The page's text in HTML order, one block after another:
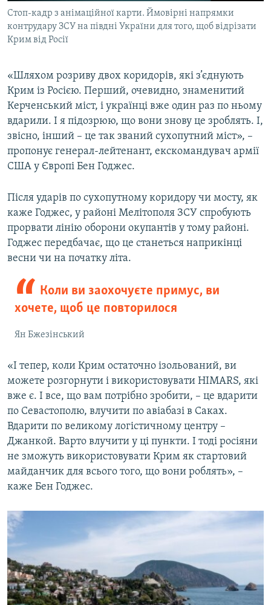
Стоп-кадр з анімаційної карти. Ймовірні напрямки
контрудару ЗСУ на півдні України для того, щоб відрізати
Крим від Росії
«Шляхом розриву двох коридорів, які з’єднують
Крим із Росією. Перший, очевидно, знаменитий
Керченський міст, і українці вже один раз по ньому
вдарили. І я підозрюю, що вони знову це зроблять. І,
звісно, інший – це так званий сухопутний міст», –
пропонує генерал-лейтенант, екскомандувач армії
США у Європі Бен Годжес.
Після ударів по сухопутному коридору чи мосту, як
каже Годжес, у районі Мелітополя ЗСУ спробують
прорвати лінію оборони окупантів у тому районі.
Годжес передбачає, що це станеться наприкінці
весни чи на початку літа.
Коли ви заохочуєте примус, ви
хочете, щоб це повторилося
Ян Бжезінський
«І тепер, коли Крим остаточно ізольований, ви
можете розгорнути і використовувати HIMARS, які
вже є. І все, що вам потрібно зробити, – це вдарити
по Севастополю, влучити по авіабазі в Саках.
Вдарити по великому логістичному центру –
Джанкой. Варто влучити у ці пункти. І тоді росіяни
не зможуть використовувати Крим як стартовий
майданчик для всього того, що вони роблять», –
каже Бен Годжес.